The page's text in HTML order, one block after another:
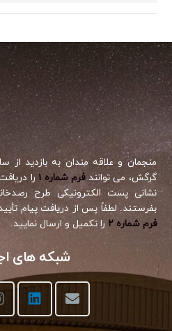
منجمان و علاقه مندان به بازدید از
گرگش، می توانندفرم شماره ۱
را
بفرستند. لطفاً پس از دریافت پیام تأیید فرم شماره ۱
فرم شماره ۲
را تکمیل و ارسال نمایید.
شبکه های